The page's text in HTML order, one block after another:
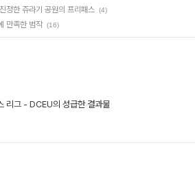
정한 쥬라기 공원의 프리패스 (4)
만족한 범작 (16)
리그 - DCEU의 성급한 결과물